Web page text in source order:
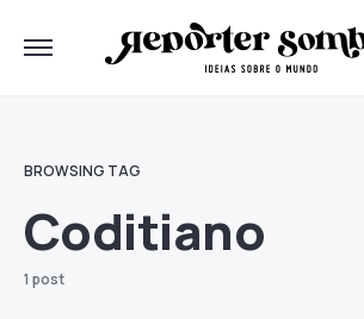
BROWSING TAG
Coditiano
1 post